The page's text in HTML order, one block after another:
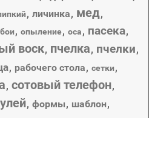
, личинка, мед,
, опыление, оса, пасека,
воск, пчелка, пчелки,
, рабочего стола, сетки,
, сотовый телефон,
улей, формы, шаблон,